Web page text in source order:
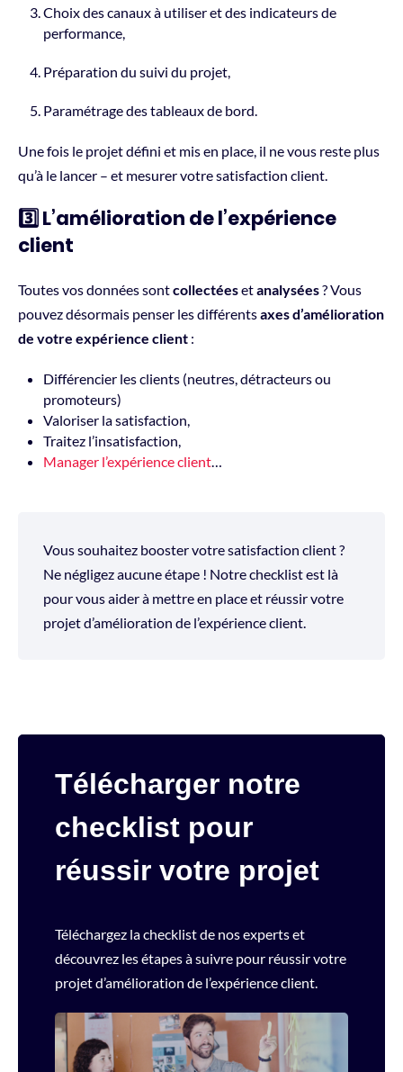
Choix des canaux à utiliser et des indicateurs de
performance
Préparation du suivi du projet
Paramétrage destableauxde bord
Une fois le projet défini et mis en place, il ne vous reste plus
qu’à le lancer – et mesurer votre satisfaction client.
3️⃣L’amélioration de l’expérience
client
Toutes vos donnéessontcollectéesetanalysées? Vous
pouvez désormais penser les différentsaxes d’amélioration
de votre expérience client :
Différencier les clients (neutres, détracteurs ou
promoteurs)
Valoriser la satisfaction,
Traitez l’insatisfaction,
Manager l’expérience client
Vous souhaitez booster votre satisfaction client ?
Ne négligez aucune étape ! Notre checklist est là
pour vous aider à mettre en place et réussir votre
projet d’amélioration de l’expérience client.
Télécharger notre
checklist pour
réussir votre projet
Téléchargez la checklist de nos experts et
découvrez les étapes à suivre pour réussir votre
projet d’amélioration de l’expérience client.